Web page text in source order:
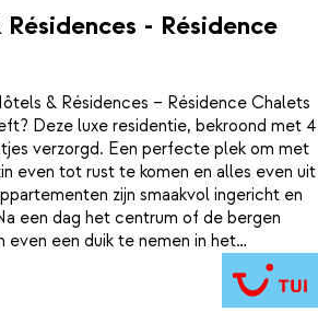
- Résidence
& Résidences – Résidence Chalets
Deze luxe residentie, bekroond met 4
verzorgd. Een perfecte plek om met
even tot rust te komen en alles even uit
zijn smaakvol ingericht en
een dag het centrum of de bergen
even een duik te nemen in het
of de warmte op te zoeken in de
is er zeker iets te doen. Zij kunnen
beleven in de speciaal ingerichte